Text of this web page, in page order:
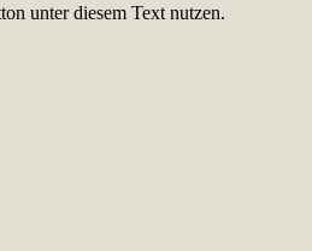
unter diesem Text nutzen.